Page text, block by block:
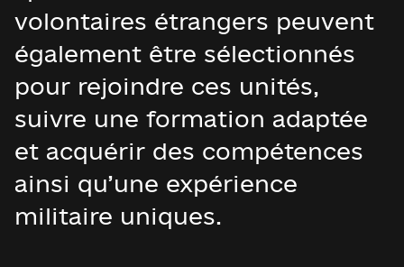
volontaires étrangers peuvent
également être sélectionnés
pour rejoindre ces unités,
suivre une formation adaptée
et acquérir des compétences
ainsi qu’une expérience
militaire uniques.